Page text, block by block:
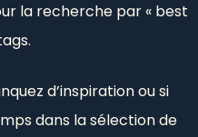
la recherche par « best
d’inspiration ou si
dans la sélection de